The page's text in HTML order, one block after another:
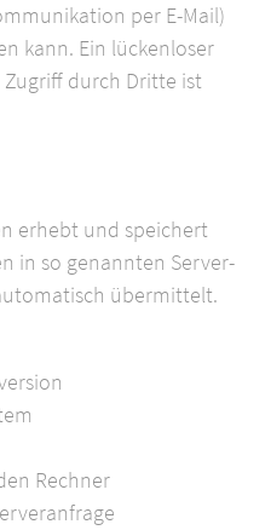
per E-Mail)
kann. Ein lückenloser
durch Dritte ist
erhebt und speichert
in so genannten Server-
übermittelt.
Rechner